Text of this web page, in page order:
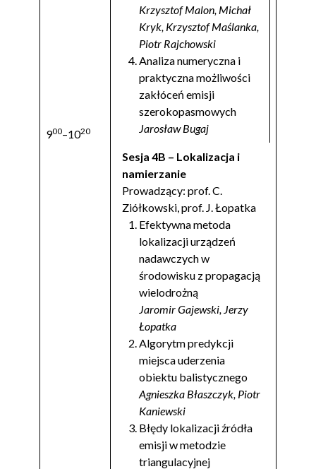
900–1020
Krzysztof Malon, Michał
Kryk, Krzysztof Maślanka,
Piotr Rajchowski
Analiza numeryczna i
praktyczna możliwości
zakłóceń emisji
szerokopasmowych
Jarosław Bugaj
Sesja 4B – Lokalizacja i
namierzanie
Prowadzący: prof. C.
Ziółkowski, prof. J. Łopatka
Efektywna metoda
lokalizacji urządzeń
nadawczych w
środowisku z propagacją
wielodrożną
Jaromir Gajewski, Jerzy
Łopatka
Algorytm predykcji
miejsca uderzenia
obiektu balistycznego
Agnieszka Błaszczyk, Piotr
Kaniewski
Błędy lokalizacji źródła
emisji w metodzie
triangulacyjnej